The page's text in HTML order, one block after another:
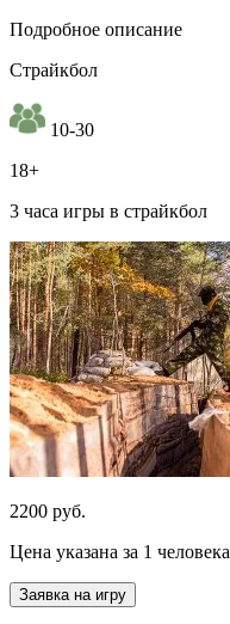
Подробное описание
Страйкбол
10-30
18+
3 часа игры в страйкбол
2200 руб.
Цена указана за 1 человека
Заявка на игру